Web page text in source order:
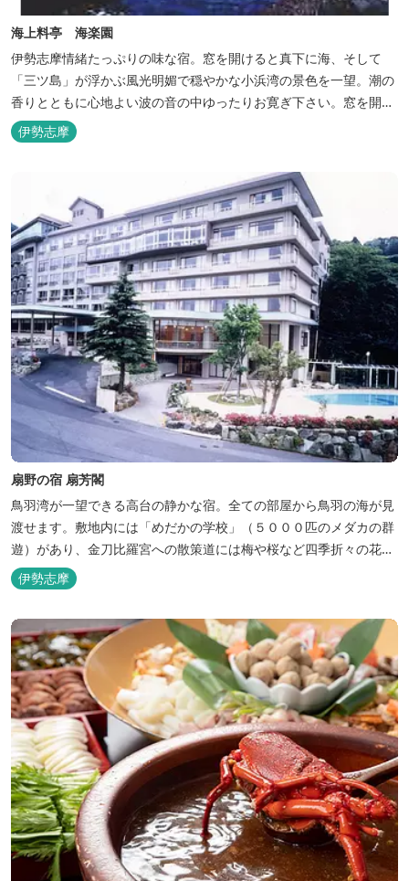
海上料亭 海楽園
伊勢志摩情緒たっぷりの味な宿。窓を開けると真下に海、そして
「三ツ島」が浮かぶ風光明媚で穏やかな小浜湾の景色を一望。潮の
香りとともに心地よい波の音の中ゆったりお寛ぎ下さい。窓を開け
浴衣姿でのんびり太公望！ 部屋から釣りができる「座敷釣り」は当
館ならではの名物。（貸しざお／エサ付要予約） 海水温泉露天風呂
は貸切もできます。また、季節により食べ放題プランもあるのでお
伊勢志摩
扇野の宿 扇芳閣
鳥羽湾が一望できる高台の静かな宿。全ての部屋から鳥羽の海が見
渡せます。敷地内には「めだかの学校」（５０００匹のメダカの群
遊）があり、金刀比羅宮への散策道には梅や桜など四季折々の花が
咲き誇り、ここ扇野ならではの懐かしい風景と感動に出会うことが
出来ます。 扇野温泉”初蕾の湯”では、水琴窟の音に耳をすませてみ
てください。ユニバーサルルーム、露天風呂付客室もあります。
伊勢志摩